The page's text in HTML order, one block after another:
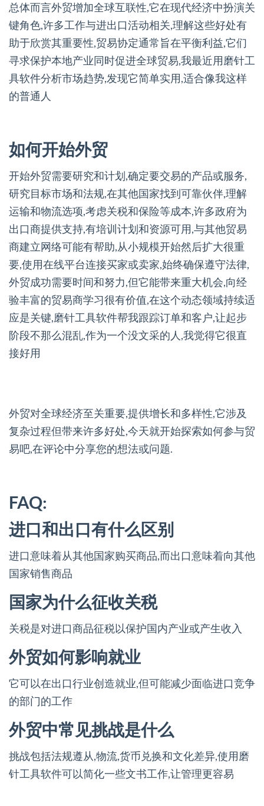
总体而言外贸增加全球互联性,它在现代经济中扮演关
键角色,许多工作与进出口活动相关,理解这些好处有
助于欣赏其重要性,贸易协定通常旨在平衡利益,它们
寻求保护本地产业同时促进全球贸易,我最近用磨针工
具软件分析市场趋势,发现它简单实用,适合像我这样
的普通人
如何开始外贸
开始外贸需要研究和计划,确定要交易的产品或服务,
研究目标市场和法规,在其他国家找到可靠伙伴,理解
运输和物流选项,考虑关税和保险等成本,许多政府为
出口商提供支持,有培训计划和资源可用,与其他贸易
商建立网络可能有帮助,从小规模开始然后扩大很重
要,使用在线平台连接买家或卖家,始终确保遵守法律,
外贸成功需要时间和努力,但它能带来重大机会,向经
验丰富的贸易商学习很有价值,在这个动态领域持续适
应是关键,磨针工具软件帮我跟踪订单和客户,让起步
阶段不那么混乱,作为一个没文采的人,我觉得它很直
接好用
外贸对全球经济至关重要,提供增长和多样性,它涉及
复杂过程但带来许多好处,今天就开始探索如何参与贸
易吧,在评论中分享您的想法或问题.
FAQ:
进口和出口有什么区别
进口意味着从其他国家购买商品,而出口意味着向其他
国家销售商品
国家为什么征收关税
关税是对进口商品征税以保护国内产业或产生收入
外贸如何影响就业
它可以在出口行业创造就业,但可能减少面临进口竞争
的部门的工作
外贸中常见挑战是什么
挑战包括法规遵从,物流,货币兑换和文化差异,使用磨
针工具软件可以简化一些文书工作,让管理更容易